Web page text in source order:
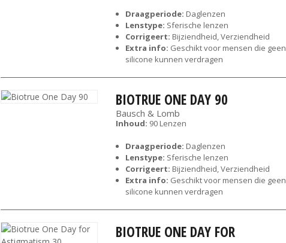
Draagperiode: Daglenzen
Lenstype: Sferische lenzen
Corrigeert: Bijziendheid, Verziendheid
Extra info: Geschikt voor mensen die geen
silicone kunnen verdragen
BIOTRUE ONE DAY 90
Bausch & Lomb
Inhoud: 90 Lenzen
Draagperiode: Daglenzen
Lenstype: Sferische lenzen
Corrigeert: Bijziendheid, Verziendheid
Extra info: Geschikt voor mensen die geen
silicone kunnen verdragen
BIOTRUE ONE DAY FOR